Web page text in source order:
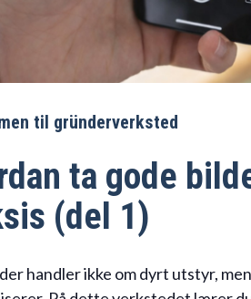
til gründerverksted
ta gode
(del 1)
handler ikke om dyrt utstyr,